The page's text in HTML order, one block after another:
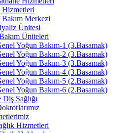
Merkezi
Ünitesi
Üniteleri
Yoğun Bakım-1 (3.Basamak)
Yoğun Bakım-2 (3.Basamak)
Yoğun Bakım-3 (3.Basamak)
Yoğun Bakım-4 (3.Basamak)
Yoğun Bakım-5 (2.Basamak)
Yoğun Bakım-6 (2.Basamak)
Diş Sağlığı
Hizmetleri